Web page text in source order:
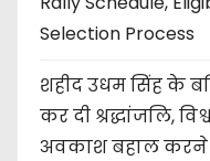
Selection Process
शहीद उधम सिंह के
कर दी श्रद्धांजलि,
अवकाश बहाल करने